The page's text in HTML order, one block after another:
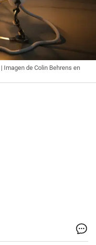
| Imagen de Colin Behrens en